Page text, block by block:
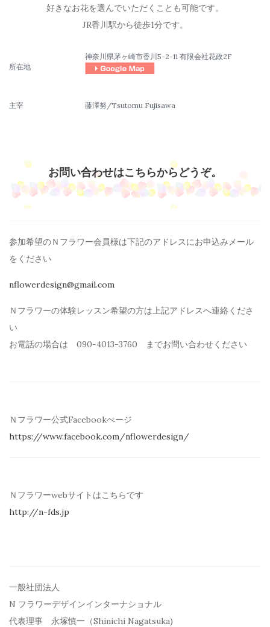
好きなお花を選んでいただくことも可能です。
JR香川駅から徒歩1分です。
所在地
神奈川県茅ヶ崎市香川5-2-11 有限会社花政2F
主宰 藤澤努/Tsutomu Fujisawa
お問い合わせはこちらからどうぞ。
参加希望のＮフラワー会員様は下記のアドレスにお申込みメール
を ください
nflowerdesign@gmail.com
Ｎフラワーの体験レッスン希望の方は上記アドレスへ連絡くださ
い
お電話の場合は 090-4013-3760 までお問い合わせください
Ｎフラワー公式Facebookぺージ
https://www.facebook.com/nflowerdesign/
Ｎフラワーwebサイトはこちらです
http://n-fds.jp
一般社団法人
N フラワーデザインインターナショナル
代表理事 永塚慎一（Shinichi Nagatsuka)